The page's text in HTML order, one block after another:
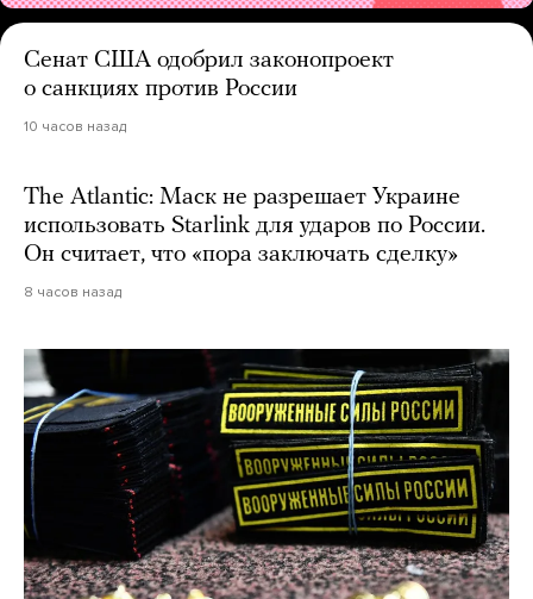
Сенат США одобрил законопроект
о санкциях против России
10 часов назад
The Atlantic: Маск не разрешает Украине
использовать Starlink для ударов по России.
Он считает, что «пора заключать сделку»
8 часов назад